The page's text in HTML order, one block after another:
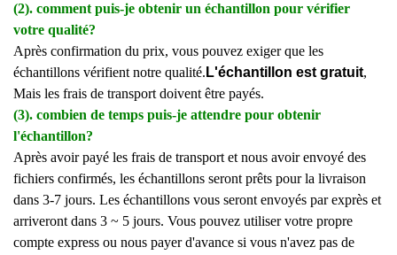
(2). comment puis-je obtenir un échantillon pour vérifier
votre qualité?
Après confirmation du prix, vous pouvez exiger que les
échantillons vérifient notre qualité. L'échantillon est gratuit,
Mais les frais de transport doivent être payés.
(3). combien de temps puis-je attendre pour obtenir
l'échantillon?
Après avoir payé les frais de transport et nous avoir envoyé des
fichiers confirmés, les échantillons seront prêts pour la livraison
dans 3-7 jours. Les échantillons vous seront envoyés par exprès et
arriveront dans 3 ~ 5 jours. Vous pouvez utiliser votre propre
compte express ou nous payer d'avance si vous n'avez pas de